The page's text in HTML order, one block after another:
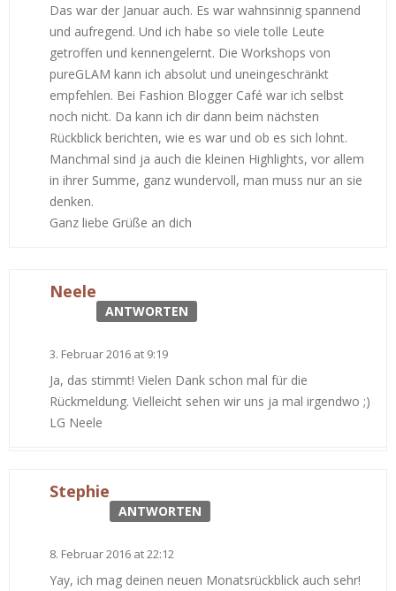
Das war der Januar auch. Es war wahnsinnig spannend
und aufregend. Und ich habe so viele tolle Leute
getroffen und kennengelernt. Die Workshops von
pureGLAM kann ich absolut und uneingeschränkt
empfehlen. Bei Fashion Blogger Café war ich selbst
noch nicht. Da kann ich dir dann beim nächsten
Rückblick berichten, wie es war und ob es sich lohnt.
Manchmal sind ja auch die kleinen Highlights, vor allem
in ihrer Summe, ganz wundervoll, man muss nur an sie
denken.
Ganz liebe Grüße an dich
Neele
ANTWORTEN
3. Februar 2016 at 9:19
Ja, das stimmt! Vielen Dank schon mal für die
Rückmeldung. Vielleicht sehen wir uns ja mal irgendwo ;)
LG Neele
Stephie
ANTWORTEN
8. Februar 2016 at 22:12
Yay, ich mag deinen neuen Monatsrückblick auch sehr!